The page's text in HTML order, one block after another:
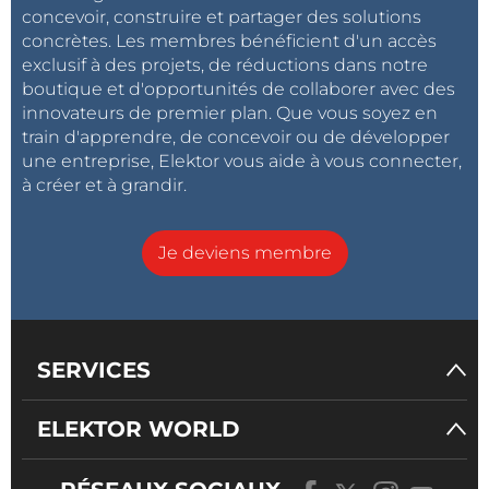
structures quantiques.
Source :Université de technologie d’Eindhoven
(Pays-Bas)
concevoir, construire et partager des solutions
concrètes. Les membres bénéficient d'un accès
exclusif à des projets, de réductions dans notre
boutique et d'opportunités de collaborer avec des
innovateurs de premier plan. Que vous soyez en
train d'apprendre, de concevoir ou de développer
une entreprise, Elektor vous aide à vous connecter,
à créer et à grandir.
Je deviens membre
SERVICES
ELEKTOR WORLD